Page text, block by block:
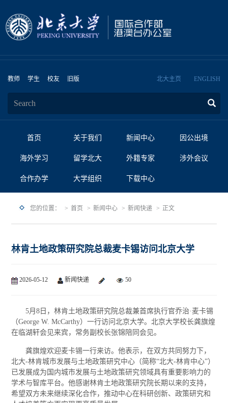
教师 学生 校友 旧版 北大主页 ENGLISH
首页 关于我们 新闻中心 因公出境
海外学习 留学北大 外籍专家 涉外会议
合作办学 大学组织 下载中心
您的位置： 首页 新闻中心 新闻快递 正文
林肯土地政策研究院总裁麦卡锡访问北京大学
2026-05-12 新闻快递 50
5月8日，林肯土地政策研究院总裁兼首席执行官乔治·麦卡锡
（George W. McCarthy）一行访问北京大学。北京大学校长龚旗煌
在临湖轩会见来宾，常务副校长张锦陪同会见。
龚旗煌欢迎麦卡锡一行来访。他表示，在双方共同努力下，
北大-林肯城市发展与土地政策研究中心（简称“北大-林肯中心”）
已发展成为国内城市发展与土地政策研究领域具有重要影响力的
学术与智库平台。他感谢林肯土地政策研究院长期以来的支持，
希望双方未来继续深化合作，推动中心在科研创新、政策研究和